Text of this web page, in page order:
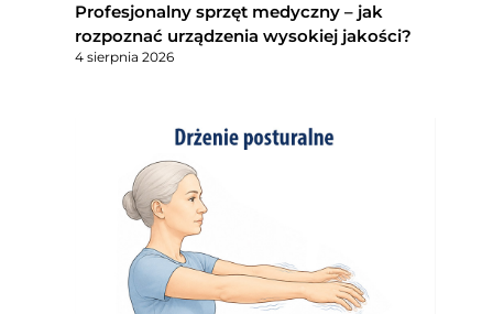
Profesjonalny sprzęt medyczny – jak
rozpoznać urządzenia wysokiej jakości?
4 sierpnia 2026